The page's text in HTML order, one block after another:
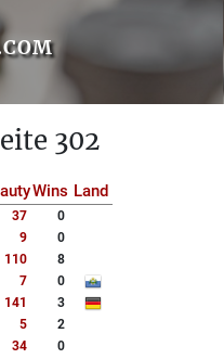
302
Wins Land
37
0
9
0
110
8
7
0
141
3
5
2
34
0